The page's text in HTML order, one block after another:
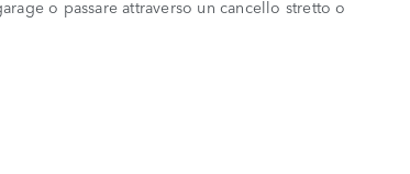
o passare attraverso un cancello stretto o